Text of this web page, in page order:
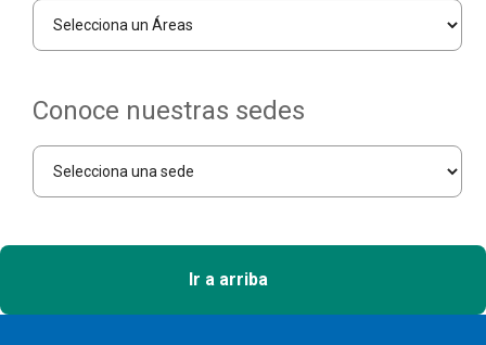
Conoce nuestras sedes
Ir a arriba